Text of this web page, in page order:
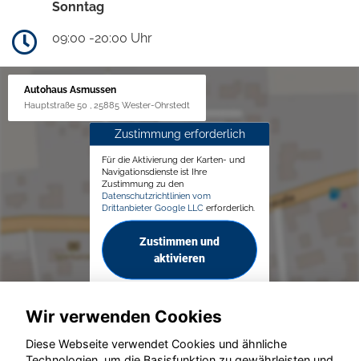
Sonntag
09:00 -20:00 Uhr
Autohaus Asmussen
Hauptstraße 50 , 25885 Wester-Ohrstedt
Zustimmung erforderlich
Für die Aktivierung der Karten- und
Navigationsdienste ist Ihre
Zustimmung zu den
Datenschutzrichtlinien vom
Drittanbieter Google LLC erforderlich.
Zustimmen und
aktivieren
Wir verwenden Cookies
Diese Webseite verwendet Cookies und ähnliche